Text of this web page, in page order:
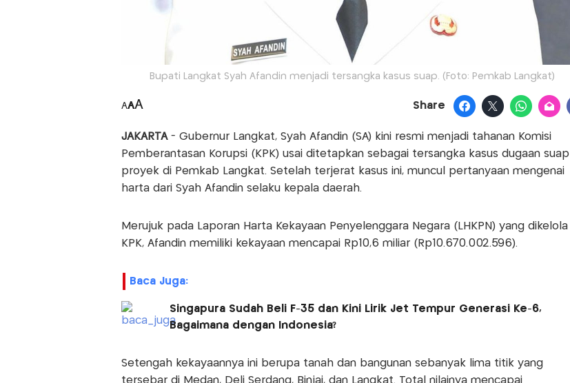
Bupati Langkat Syah Afandin menjadi tersangka kasus suap. (Foto: Pemkab Langkat)
AAA Share
JAKARTA - Gubernur Langkat, Syah Afandin (SA) kini resmi menjadi tahanan Komisi
Pemberantasan Korupsi (KPK) usai ditetapkan sebagai tersangka kasus dugaan suap
proyek di Pemkab Langkat. Setelah terjerat kasus ini, muncul pertanyaan mengenai
harta dari Syah Afandin selaku kepala daerah.
Merujuk pada Laporan Harta Kekayaan Penyelenggara Negara (LHKPN) yang dikelola
KPK, Afandin memiliki kekayaan mencapai Rp10,6 miliar (Rp10.670.002.596).
Baca Juga:
Singapura Sudah Beli F-35 dan Kini Lirik Jet Tempur Generasi Ke-6,
Bagaimana dengan Indonesia?
Setengah kekayaannya ini berupa tanah dan bangunan sebanyak lima titik yang
tersebar di Medan, Deli Serdang, Binjai, dan Langkat. Total nilainya mencapai